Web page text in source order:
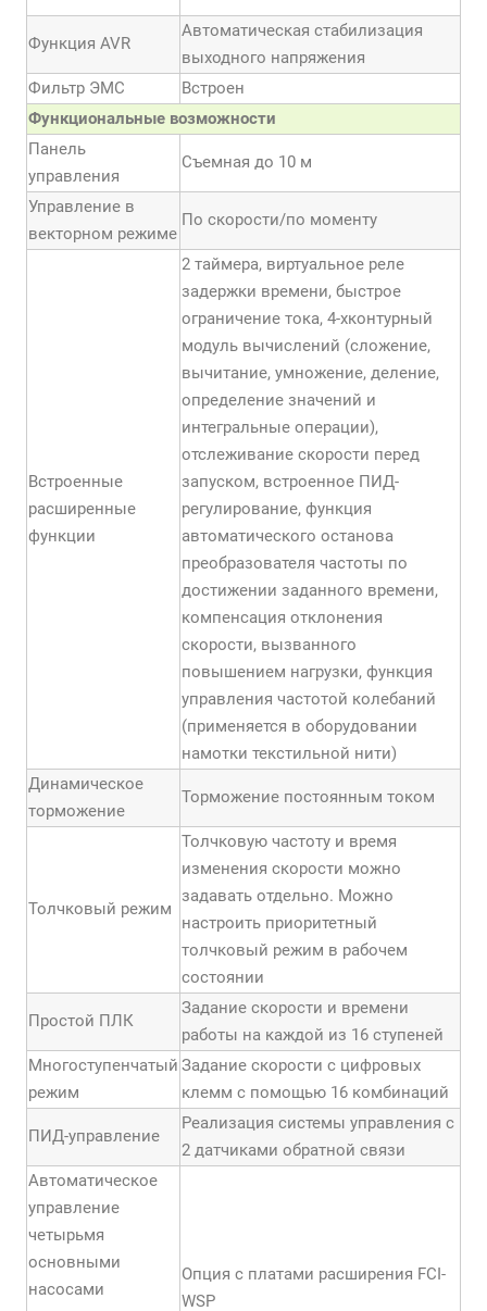
Функция AVR
Автоматическая стабилизация
выходного напряжения
Фильтр ЭМС
Встроен
Функциональные возможности
Панель
управления
Съемная до 10 м
Управление в
векторном режиме
По скорости/по моменту
Встроенные
расширенные
функции
2 таймера, виртуальное реле
задержки времени, быстрое
ограничение тока, 4-хконтурный
модуль вычислений (сложение,
вычитание, умножение, деление,
определение значений и
интегральные операции),
отслеживание скорости перед
запуском, встроенное ПИД-
регулирование, функция
автоматического останова
преобразователя частоты по
достижении заданного времени,
компенсация отклонения
скорости, вызванного
повышением нагрузки, функция
управления частотой колебаний
(применяется в оборудовании
намотки текстильной нити)
Динамическое
торможение
Торможение постоянным током
Толчковый режим
Толчковую частоту и время
изменения скорости можно
задавать отдельно. Можно
настроить приоритетный
толчковый режим в рабочем
состоянии
Простой ПЛК
Задание скорости и времени
работы на каждой из 16 ступеней
Многоступенчатый
режим
Задание скорости с цифровых
клемм с помощью 16 комбинаций
ПИД-управление
Реализация системы управления с
2 датчиками обратной связи
Автоматическое
управление
четырьмя
основными
насосами
Опция с платами расширения FCI-
WSP